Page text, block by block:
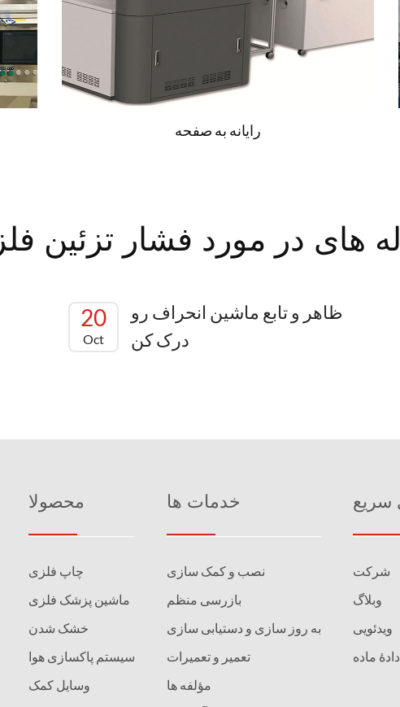
رایانه به صفحه
بیشتر بخونید
های در مورد فشار تزئین فلز
20
Oct
ظاهر و تابع ماشين انحراف رو
درک کن
محصولا
چاپ فلزی
ماشین پزشک فلزی
خشک شدن
سیستم پاکسازی هوا
وسایل کمک
خدمات ها
نصب و کمک سازی
بازرسی منظم
به روز سازی و دستیابی سازی
تعمیر و تعمیرات
مؤلفه ها
سریع
شرکت
وبلاگ
ویدئویی